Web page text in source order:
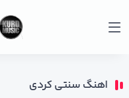
اهنگ سنتی کردی